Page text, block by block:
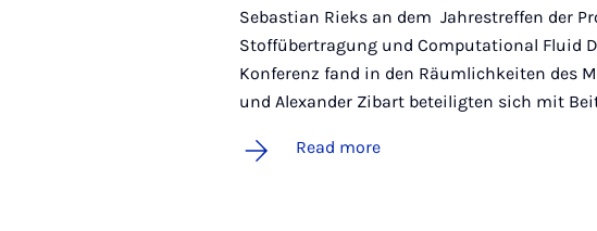
Sebastian Rieks an dem Jahrestreffen der
Stoffübertragung und Computational Fluid
Konferenz fand in den Räumlichkeiten des
und Alexander Zibart beteiligten sich mit
Read more